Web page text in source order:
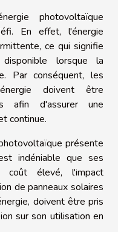
photovoltaïque
En effet, l'énergie
ce qui signifie
lorsque la
Par conséquent, les
doivent être
afin d'assurer une
continue.
présente
indéniable que ses
coût élevé, l'impact
de panneaux solaires
doivent être pris
sur son utilisation en